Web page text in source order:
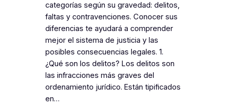
categorías según su gravedad: delitos,
faltas y contravenciones. Conocer sus
diferencias te ayudará a comprender
mejor el sistema de justicia y las
posibles consecuencias legales. 1.
¿Qué son los delitos? Los delitos son
las infracciones más graves del
ordenamiento jurídico. Están tipificados
en…